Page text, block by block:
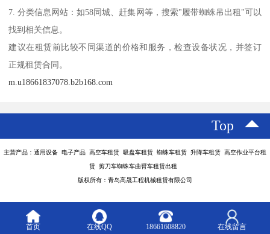
7. 分类信息网站：如58同城、赶集网等，搜索"履带蜘蛛吊出租"可以
找到相关信息。
建议在租赁前比较不同渠道的价格和服务，检查设备状况，并签订
正规租赁合同。
m.u18661837078.b2b168.com
Top
主营产品：通用设备 电子产品 高空车租赁 吸盘车租赁 蜘蛛车租赁 升降车租赁 高空作业平台租
赁 剪刀车蜘蛛车曲臂车租赁出租
版权所有：青岛高晟工程机械租赁有限公司
首页 在线QQ 18661608820 在线留言